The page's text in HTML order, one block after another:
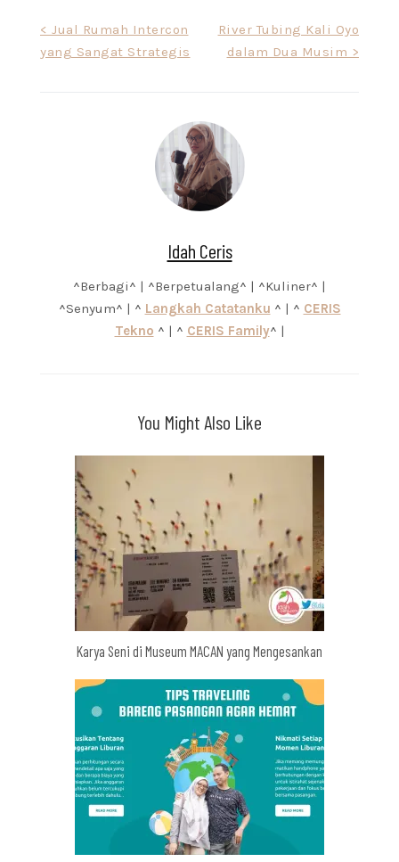
navigation
< Jual Rumah Intercon
yang Sangat Strategis
River Tubing Kali Oyo
dalam Dua Musim >
Idah Ceris
^Berbagi^ | ^Berpetualang^ | ^Kuliner^ |
^Senyum^ | ^ Langkah Catatanku ^ | ^ CERIS
Tekno ^ | ^ CERIS Family^ |
You Might Also Like
Karya Seni di Museum MACAN yang Mengesankan